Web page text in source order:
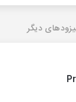
دیگر